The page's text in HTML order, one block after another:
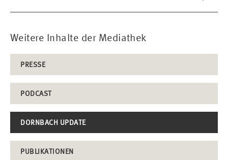
Weitere Inhalte der Mediathek
PRESSE
PODCAST
DORNBACH UPDATE
PUBLIKATIONEN